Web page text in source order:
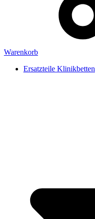
Warenkorb
Ersatzteile Klinikbetten